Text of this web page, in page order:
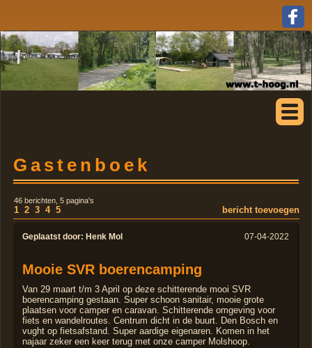
Gastenboek
46 berichten, 5 pagina's
bericht toevoegen
1 2 3 4 5
07-04-2022
Geplaatst door: Henk Mol
Mooie SVR boerencamping
Van 29 maart t/m 3 April op deze schitterende mooi SVR
boerencamping gestaan. Super schoon sanitair, mooie grote
plaatsen voor camper en caravan. Schitterende omgeving voor
fiets en wandelroutes. Centrum dicht in de buurt. Den Bosch en
vught op fietsafstand. Super aardige eigenaren. Komen in het
najaar zeker een keer terug met onze camper Molshoop.